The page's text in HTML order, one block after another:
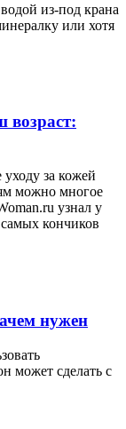
из-под крана
или хотя
возраст:
за кожей
можно многое
узнал у
кончиков
нужен
может сделать с